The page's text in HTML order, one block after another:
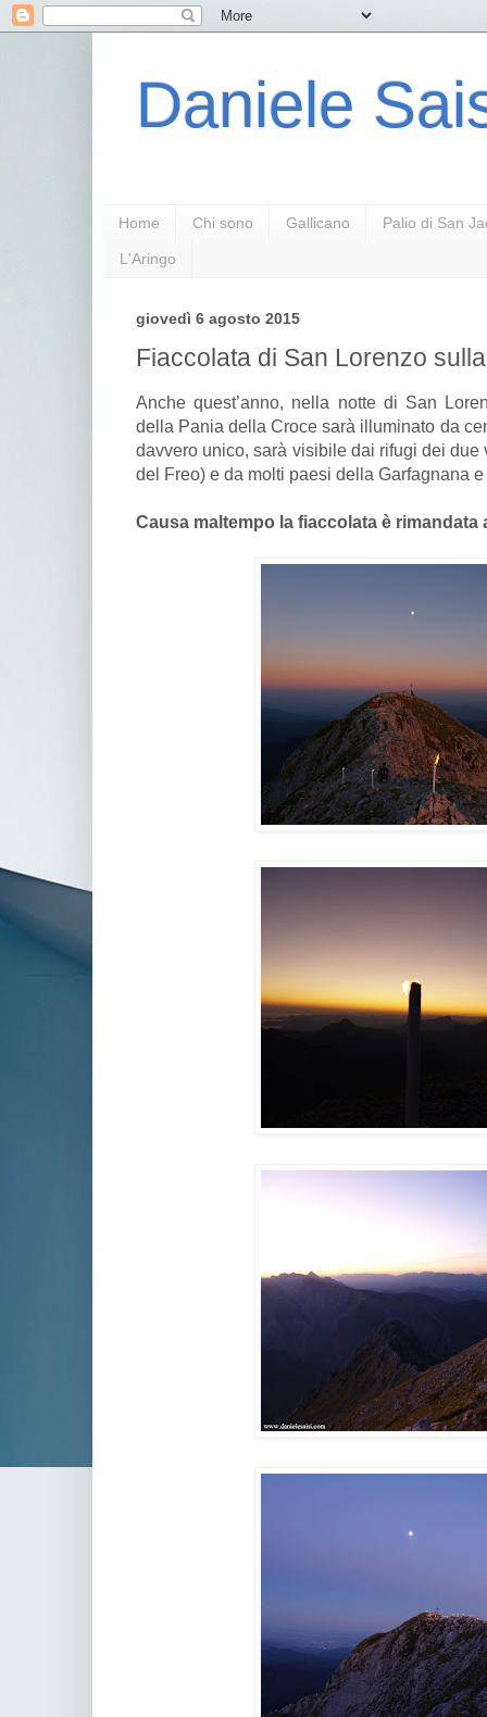
Daniele
Home Chi sono Gallicano Palio di San
L'Aringo
giovedì 6 agosto 2015
Fiaccolata di San Lorenzo
Anche quest’anno, nella notte di San
della Pania della Croce sarà illuminato da
davvero unico, sarà visibile dai rifugi dei
del Freo) e da molti paesi della Garfagnana
Causa maltempo la fiaccolata è rimandata